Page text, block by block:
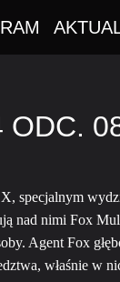
ODC.
specjalnym
nad nimi Fox
Agent Fox
właśnie w